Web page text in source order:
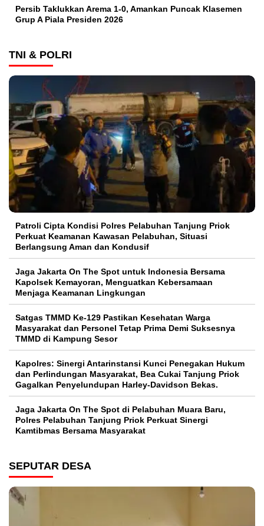
Persib Taklukkan Arema 1-0, Amankan Puncak Klasemen
Grup A Piala Presiden 2026
TNI & POLRI
Patroli Cipta Kondisi Polres Pelabuhan Tanjung Priok
Perkuat Keamanan Kawasan Pelabuhan, Situasi
Berlangsung Aman dan Kondusif
Jaga Jakarta On The Spot untuk Indonesia Bersama
Kapolsek Kemayoran, Menguatkan Kebersamaan
Menjaga Keamanan Lingkungan
Satgas TMMD Ke-129 Pastikan Kesehatan Warga
Masyarakat dan Personel Tetap Prima Demi Suksesnya
TMMD di Kampung Sesor
Kapolres: Sinergi Antarinstansi Kunci Penegakan Hukum
dan Perlindungan Masyarakat, Bea Cukai Tanjung Priok
Gagalkan Penyelundupan Harley-Davidson Bekas.
Jaga Jakarta On The Spot di Pelabuhan Muara Baru,
Polres Pelabuhan Tanjung Priok Perkuat Sinergi
Kamtibmas Bersama Masyarakat
SEPUTAR DESA